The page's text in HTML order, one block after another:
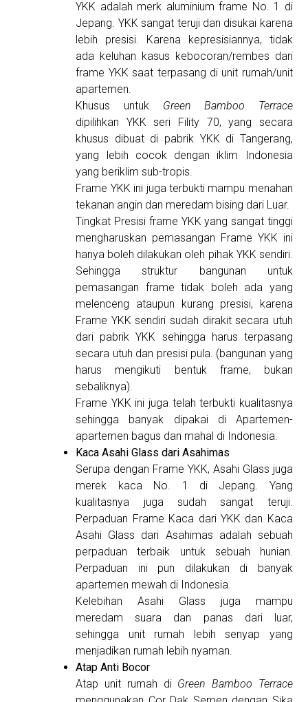
YKK adalah merk aluminium frame No. 1 di
Jepang. YKK sangat teruji dan disukai karena
lebih presisi. Karena kepresisiannya, tidak
ada keluhan kasus kebocoran/rembes dari
frame YKK saat terpasang di unit rumah/unit
apartemen.
Khusus untuk Green Bamboo Terrace
dipilihkan YKK seri Fility 70, yang secara
khusus dibuat di pabrik YKK di Tangerang,
yang lebih cocok dengan iklim Indonesia
yang beriklim sub-tropis.
Frame YKK ini juga terbukti mampu menahan
tekanan angin dan meredam bising dari Luar.
Tingkat Presisi frame YKK yang sangat tinggi
mengharuskan pemasangan Frame YKK ini
hanya boleh dilakukan oleh pihak YKK sendiri.
Sehingga struktur bangunan untuk
pemasangan frame tidak boleh ada yang
melenceng ataupun kurang presisi, karena
Frame YKK sendiri sudah dirakit secara utuh
dari pabrik YKK sehingga harus terpasang
secara utuh dan presisi pula. (bangunan yang
harus mengikuti bentuk frame, bukan
sebaliknya).
Frame YKK ini juga telah terbukti kualitasnya
sehingga banyak dipakai di Apartemen-
apartemen bagus dan mahal di Indonesia.
Kaca Asahi Glass dari Asahimas
Serupa dengan Frame YKK, Asahi Glass juga
merek kaca No. 1 di Jepang. Yang
kualitasnya juga sudah sangat teruji.
Perpaduan Frame Kaca dari YKK dan Kaca
Asahi Glass dari Asahimas adalah sebuah
perpaduan terbaik untuk sebuah hunian.
Perpaduan ini pun dilakukan di banyak
apartemen mewah di Indonesia.
Kelebihan Asahi Glass juga mampu
meredam suara dan panas dari luar,
sehingga unit rumah lebih senyap yang
menjadikan rumah lebih nyaman.
Atap Anti Bocor
Atap unit rumah di Green Bamboo Terrace